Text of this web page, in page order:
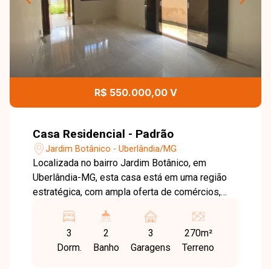
R$ 550.000,00 V
Casa Residencial - Padrão
Jardim Botânico - Uberlândia/MG
Localizada no bairro Jardim Botânico, em
Uberlândia-MG, esta casa está em uma região
estratégica, com ampla oferta de comércios,
proporcionando praticidade e valorização.
Próxima ao Uberlândia Shopping, além de contar
com conveniências como Super Maxi,
3
Dorm.
2
Banho
3
Garagens
270m²
Terreno